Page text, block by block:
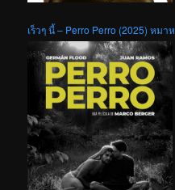
เร็วๆ นี้ – Perro Perro (2025) หมา